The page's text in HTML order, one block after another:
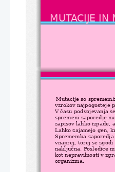
MUTACIJE IN
Mutacije so
vzrokov najpogosteje
V času podvojevanja
spremeni zaporedje
zapisov lahko izpade,
Lahko zajamejo gen,
Sprememba
vnaprej, torej se zgodi
naključna. Posledice
kot nepravilnosti v
organizma.